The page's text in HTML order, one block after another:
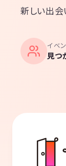
新しい出会
イベ
見つ